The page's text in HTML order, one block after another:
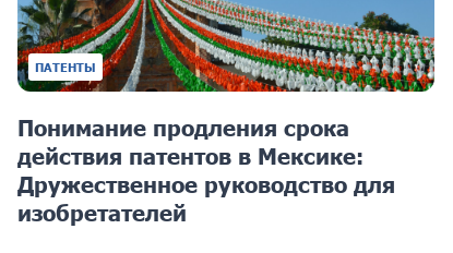
ПАТЕНТЫ
Понимание продления срока
действия патентов в Мексике:
Дружественное руководство для
изобретателей